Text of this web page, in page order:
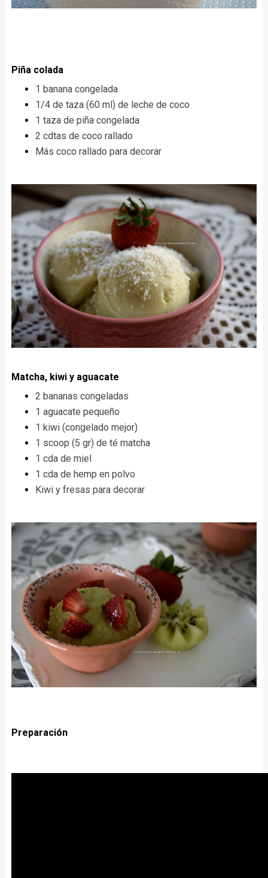
Piña colada
1 banana congelada
1/4 de taza (60 ml) de leche de coco
1 taza de piña congelada
2 cdtas de coco rallado
Más coco rallado para decorar
Matcha, kiwi y aguacate
2 bananas congeladas
1 aguacate pequeño
1 kiwi (congelado mejor)
1 scoop (5 gr) de té matcha
1 cda de miel
1 cda de hemp en polvo
Kiwi y fresas para decorar
Preparación